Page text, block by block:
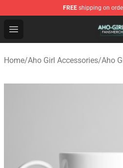
FREE shipping on
Open menu
Aho Girl Shop - Official Aho
Home/Aho Girl Accessories/Aho